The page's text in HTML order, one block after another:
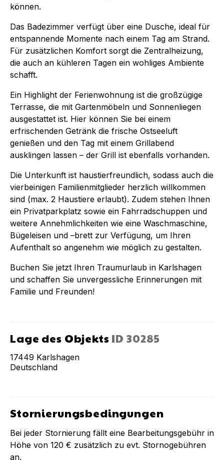
können.
Das Badezimmer verfügt über eine Dusche, ideal für
entspannende Momente nach einem Tag am Strand.
Für zusätzlichen Komfort sorgt die Zentralheizung,
die auch an kühleren Tagen ein wohliges Ambiente
schafft.
Ein Highlight der Ferienwohnung ist die großzügige
Terrasse, die mit Gartenmöbeln und Sonnenliegen
ausgestattet ist. Hier können Sie bei einem
erfrischenden Getränk die frische Ostseeluft
genießen und den Tag mit einem Grillabend
ausklingen lassen – der Grill ist ebenfalls vorhanden.
Die Unterkunft ist haustierfreundlich, sodass auch die
vierbeinigen Familienmitglieder herzlich willkommen
sind (max. 2 Haustiere erlaubt). Zudem stehen Ihnen
ein Privatparkplatz sowie ein Fahrradschuppen und
weitere Annehmlichkeiten wie eine Waschmaschine,
Bügeleisen und –brett zur Verfügung, um Ihren
Aufenthalt so angenehm wie möglich zu gestalten.
Buchen Sie jetzt Ihren Traumurlaub in Karlshagen
und schaffen Sie unvergessliche Erinnerungen mit
Familie und Freunden!
Lage des Objekts ID30285
17449 Karlshagen
Deutschland
Stornierungsbedingungen
Bei jeder Stornierung fällt eine Bearbeitungsgebühr in
Höhe von 120 € zusätzlich zu evt. Stornogebühren
an.